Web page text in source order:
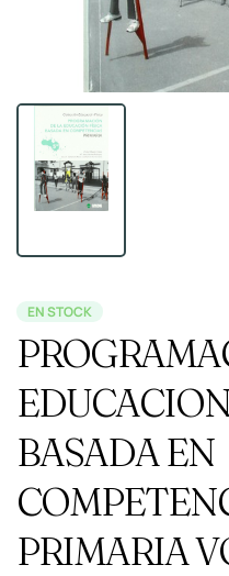
EN STOCK
BASADA EN
PRIMARIA